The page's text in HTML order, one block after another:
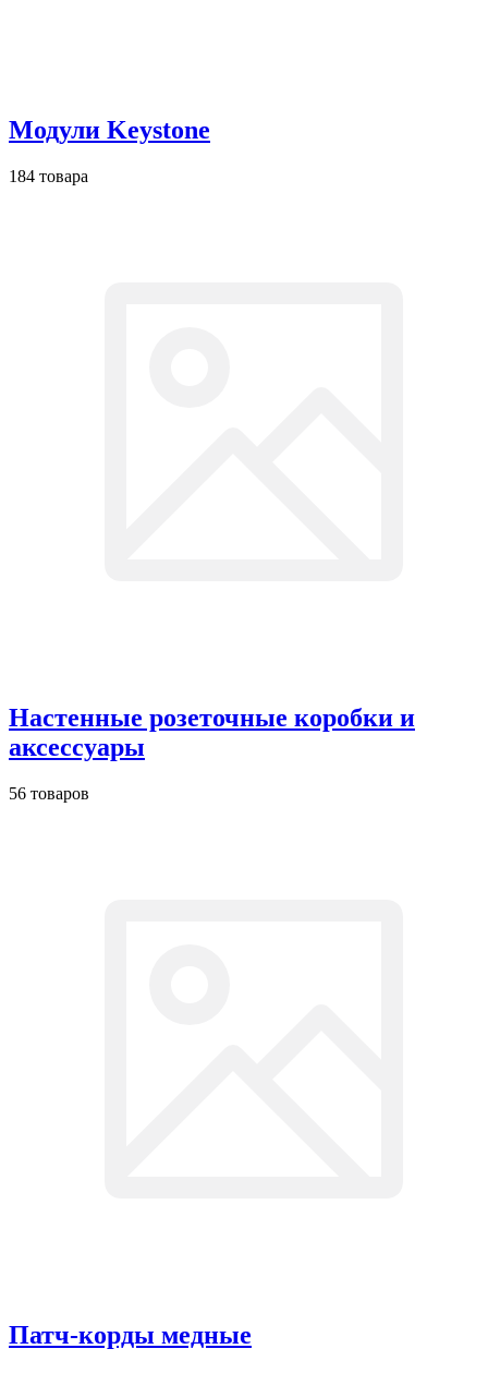
Модули Keystone
184 товара
Настенные розеточные коробки и
аксессуары
56 товаров
Патч-корды медные